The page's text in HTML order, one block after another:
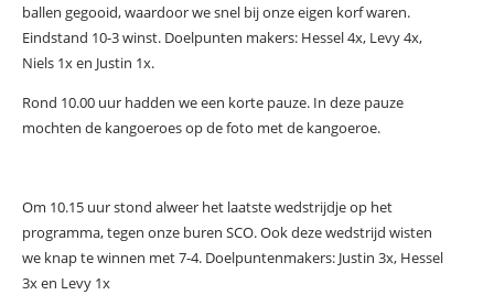
ballen gegooid, waardoor we snel bij onze eigen korf waren.
Eindstand 10-3 winst. Doelpunten makers: Hessel 4x, Levy 4x,
Niels 1x en Justin 1x.
Rond 10.00 uur hadden we een korte pauze. In deze pauze
mochten de kangoeroes op de foto met de kangoeroe.
Om 10.15 uur stond alweer het laatste wedstrijdje op het
programma, tegen onze buren SCO. Ook deze wedstrijd wisten
we knap te winnen met 7-4. Doelpuntenmakers: Justin 3x, Hessel
3x en Levy 1x